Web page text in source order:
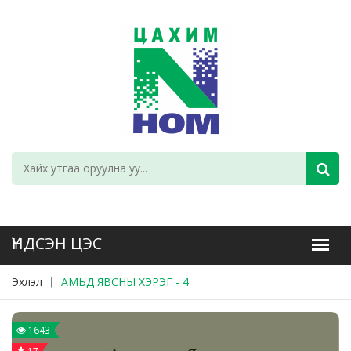
Эхлэл АМЬД ЯВСНЫ ХЭРЭГ - 4
1643